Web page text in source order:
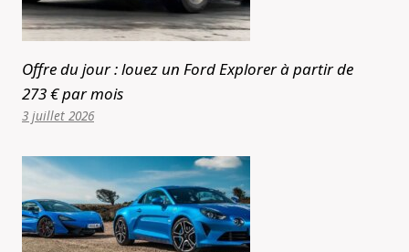
Offre du jour : louez un Ford Explorer à partir de
273 € par mois
3 juillet 2026